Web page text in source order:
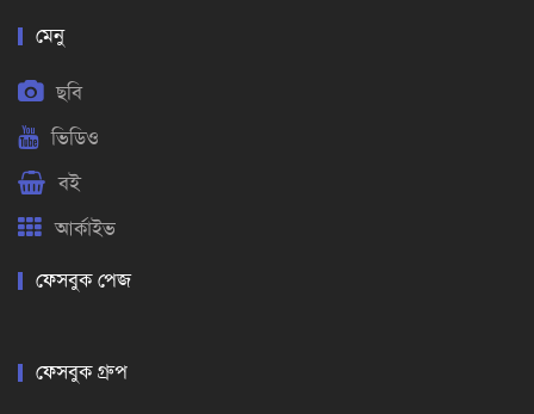
মেনু
ছবি
ভিডিও
বই
আর্কাইভ
ফেসবুক পেজ
ফেসবুক গ্রুপ